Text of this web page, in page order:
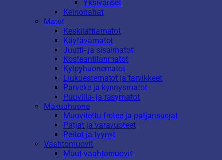
Yksiväriset
Keinonahat
Matot
Keskilattiamatot
Käytävämatot
Juutti- ja sisalmatot
Kosteantilanmatot
Kylpyhuonematot
Liukuestematot ja tarvikkeet
Parveke ja kynnysmatot
Puuvilla- ja räsymatot
Makuuhuone
Muovitettu frotee ja patjansuojat
Patjat ja varavuoteet
Peitot ja tyynyt
Vaahtomuovit
Muut vaahtomuovit